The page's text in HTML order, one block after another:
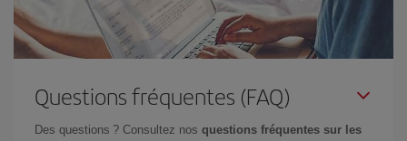
Questions fréquentes (FAQ)
Des questions ? Consultez nos questions fréquentes sur les